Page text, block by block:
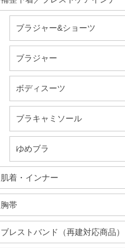
ブラジャー&ショーツ
ブラジャー
ボディスーツ
ブラキャミソール
ゆめブラ
肌着・インナー
胸帯
ブレストバンド（再建対応商品）